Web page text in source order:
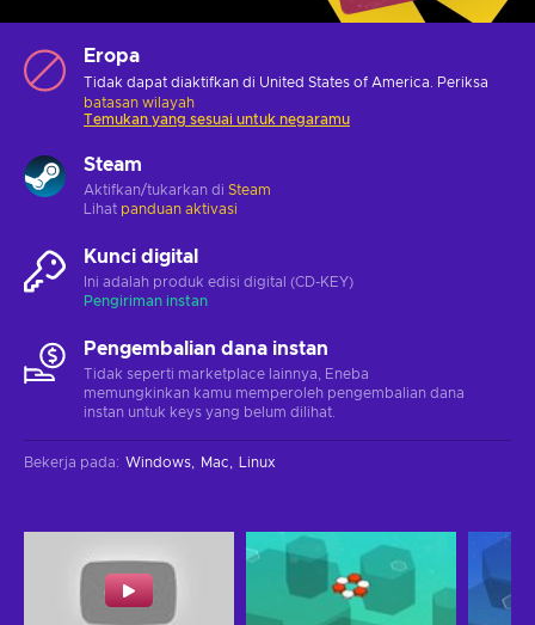
Eropa
Tidak dapat diaktifkan di United States of America. Periksa
batasan wilayah
Temukan yang sesuai untuk negaramu
Steam
Aktifkan/tukarkan di Steam
Lihat panduan aktivasi
Kunci digital
Ini adalah produk edisi digital (CD-KEY)
Pengiriman instan
Pengembalian dana instan
Tidak seperti marketplace lainnya, Eneba
memungkinkan kamu memperoleh pengembalian dana
instan untuk keys yang belum dilihat.
Bekerja pada: Windows Mac Linux